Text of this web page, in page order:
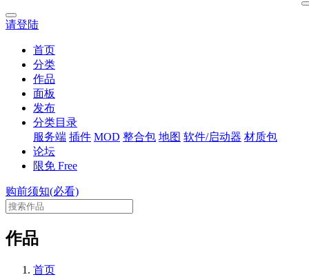
请登陆
首页
分类
作品
面板
发布
分类目录
服务端 插件 MOD 整合包 地图 软件/启动器 材质包
论坛
限免 Free
购前须知(必看)
作品
首页